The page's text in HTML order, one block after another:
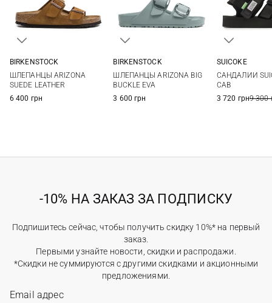
40
BIRKENSTOCK
ШЛЕПАНЦЫ ARIZONA
SUEDE LEATHER
6 400 грн
40
41
BIRKENSTOCK
ШЛЕПАНЦЫ ARIZONA BIG
BUCKLE EVA
3 600 грн
8
SUICOKE
САНДАЛИИ
CAB
3 720 грн9 300
-10% НА ЗАКАЗ ЗА ПОДПИСКУ
Подпишитесь сейчас, чтобы получить скидку 10%* на первый
заказ.
Первыми узнайте новости, скидки и распродажи.
*Скидки не суммируются с другими скидками и акционными
предложениями.